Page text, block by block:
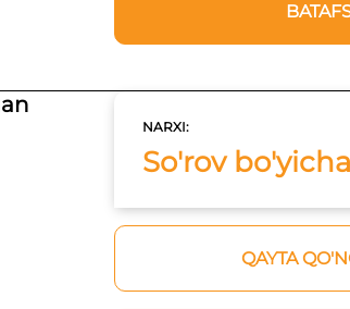
NARXI:
So'rov bo'yicha
QAYTA